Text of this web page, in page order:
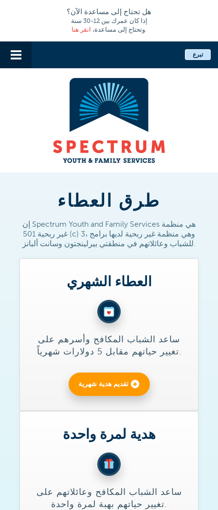
هل تحتاج إلى مساعدة الآن؟
إذا كان عمرك بين 12-30 سنة
وتحتاج إلى مساعدة، انقر هنا .
تبرع
طرق العطاء
إن Spectrum Youth and Family Services هي منظمة
غير ربحية 501 (c) 3، وهي منظمة غير ربحية لديها برامج
للشباب وعائلاتهم في منطقتي بيرلينجتون وسانت ألبانز.
العطاء الشهري
ساعد الشباب المكافح وأسرهم على
تغيير حياتهم مقابل 5 دولارات شهرياً.
تقديم هدية شهرية
هدية لمرة واحدة
ساعد الشباب المكافح وعائلاتهم على
تغيير حياتهم بهبة لمرة واحدة.